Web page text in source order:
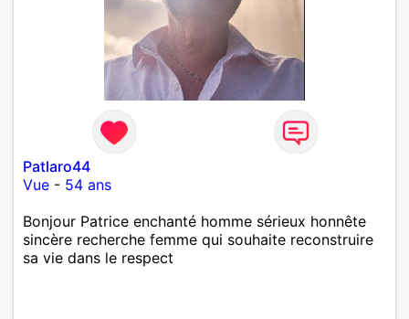
Patlaro44
Vue - 54 ans
Bonjour Patrice enchanté homme sérieux honnête
sincère recherche femme qui souhaite reconstruire
sa vie dans le respect